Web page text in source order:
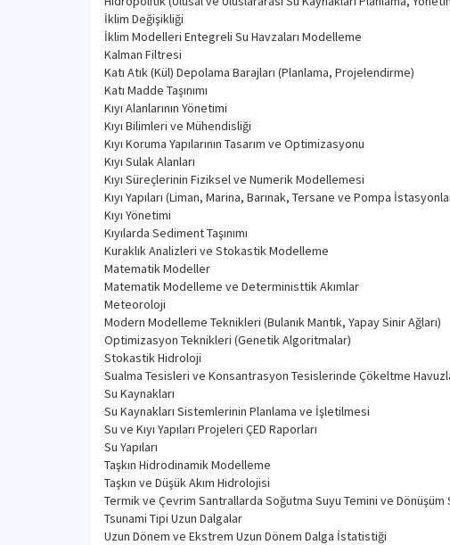
İklim Değişikliği
İklim Modelleri Entegreli Su Havzaları Modelleme
Kalman Filtresi
Katı Atık (Kül) Depolama Barajları (Planlama, Projelendirme)
Katı Madde Taşınımı
Kıyı Alanlarının Yönetimi
Kıyı Bilimleri ve Mühendisliği
Kıyı Koruma Yapılarının Tasarım ve Optimizasyonu
Kıyı Sulak Alanları
Kıyı Süreçlerinin Fiziksel ve Numerik Modellemesi
Kıyı Yapıları (Liman, Marina, Barınak, Tersane ve Pompa
Kıyı Yönetimi
Kıyılarda Sediment Taşınımı
Kuraklık Analizleri ve Stokastik Modelleme
Matematik Modeller
Matematik Modelleme ve Deterministtik Akımlar
Meteoroloji
Modern Modelleme Teknikleri (Bulanık Mantık, Yapay Sinir Ağları)
Optimizasyon Teknikleri (Genetik Algoritmalar)
Stokastik Hidroloji
Sualma Tesisleri ve Konsantrasyon Tesislerinde Çökeltme
Su Kaynakları
Su Kaynakları Sistemlerinin Planlama ve İşletilmesi
Su ve Kıyı Yapıları Projeleri ÇED Raporları
Su Yapıları
Taşkın Hidrodinamik Modelleme
Taşkın ve Düşük Akım Hidrolojisi
Termik ve Çevrim Santrallarda Soğutma Suyu Temini ve
Tsunami Tipi Uzun Dalgalar
Uzun Dönem ve Ekstrem Uzun Dönem Dalga İstatistiği